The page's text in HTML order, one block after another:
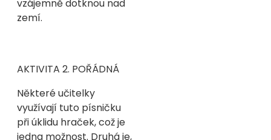
vzájemně dotknou nad
zemí.
AKTIVITA 2. POŘÁDNÁ
Některé učitelky
využívají tuto písničku
při úklidu hraček, což je
jedna možnost. Druhá je,